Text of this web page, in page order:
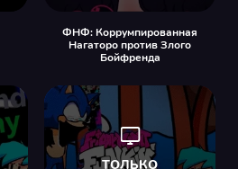
ФНФ: Коррумпированная
Нагаторо против Злого
Бойфренда